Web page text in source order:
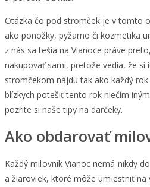
Otázka čo pod stromček je v tomto
ako ponožky, pyžamo či kozmetika
z nás sa tešia na Vianoce práve
nakupovať sami, pretože vedia, že si
stromčekom nájdu tak ako každý
blízkych potešiť tento rok niečím
pozrite si naše tipy na darčeky.
Ako obdarovať
Každý milovník Vianoc nemá nikdy
a žiaroviek, ktoré môže umiestniť